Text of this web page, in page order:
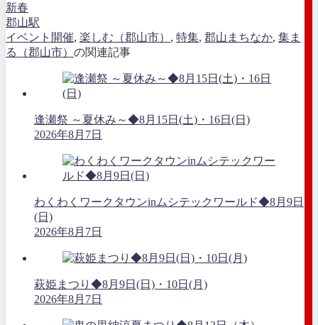
新春
郡山駅
イベント開催, 楽しむ（郡山市） , 特集, 郡山まちなか, 集ま
る（郡山市） の関連記事
逢瀬祭 ～夏休み～◆8月15日(土)・16日(日)
2026年8月7日
わくわくワークタウンinムシテックワールド◆8月9日
(日)
2026年8月7日
萩姫まつり◆8月9日(日)・10日(月)
2026年8月7日